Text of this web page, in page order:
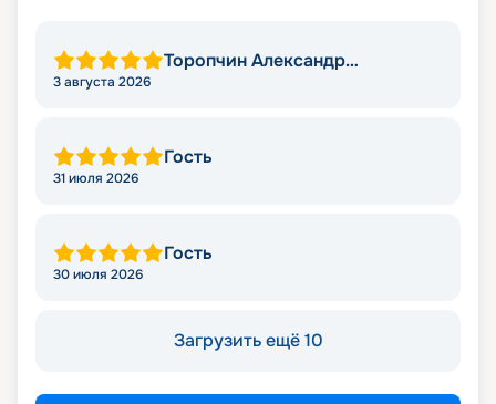
Торопчин Александр
3 августа 2026
Гость
31 июля 2026
Гость
30 июля 2026
Загрузить ещё 10